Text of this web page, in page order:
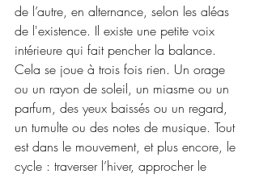
de l’autre, en alternance, selon les aléas
de l'existence. Il existe une petite voix
intérieure qui fait pencher la balance.
Cela se joue à trois fois rien. Un orage
ou un rayon de soleil, un miasme ou un
parfum, des yeux baissés ou un regard,
un tumulte ou des notes de musique. Tout
est dans le mouvement, et plus encore, le
cycle : traverser l’hiver, approcher le